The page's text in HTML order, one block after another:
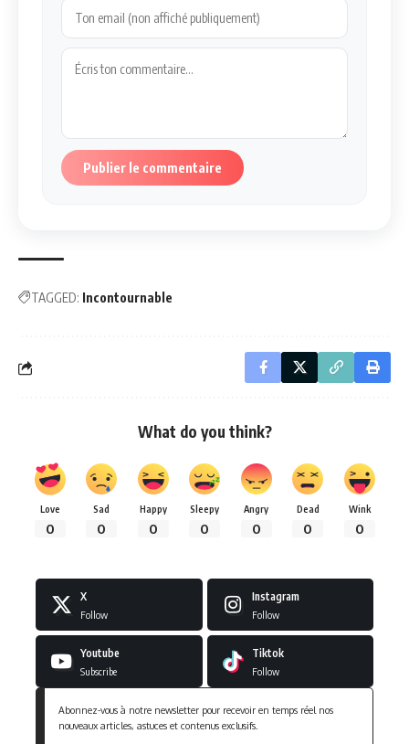
Publier le commentaire
TAGGED: Incontournable
What do you think?
Love
0
Sad
0
Happy
0
Sleepy
0
Angry
0
Dead
0
Wink
0
X
Follow
Instagram
Follow
Youtube
Subscribe
Tiktok
Follow
Abonnez-vous à notre newsletter pour recevoir en temps réel nos
nouveaux articles, astuces et contenus exclusifs.